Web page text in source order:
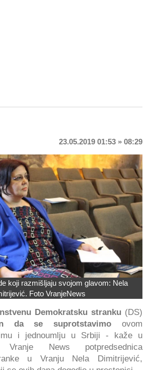
23.05.2019 01:53 » 08:29
koji razmišljaju svojom glavom: Nela
Foto VranjeNews
Demokratsku stranku (DS)
da se suprotstavimo ovom
i jednoumlju u Srbiji - kaže u
News potpredsednica
u Vranju Nela Dimitrijević,